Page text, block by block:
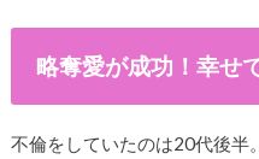
略奪愛が成功！幸せ
不倫をしていたのは20代後半。